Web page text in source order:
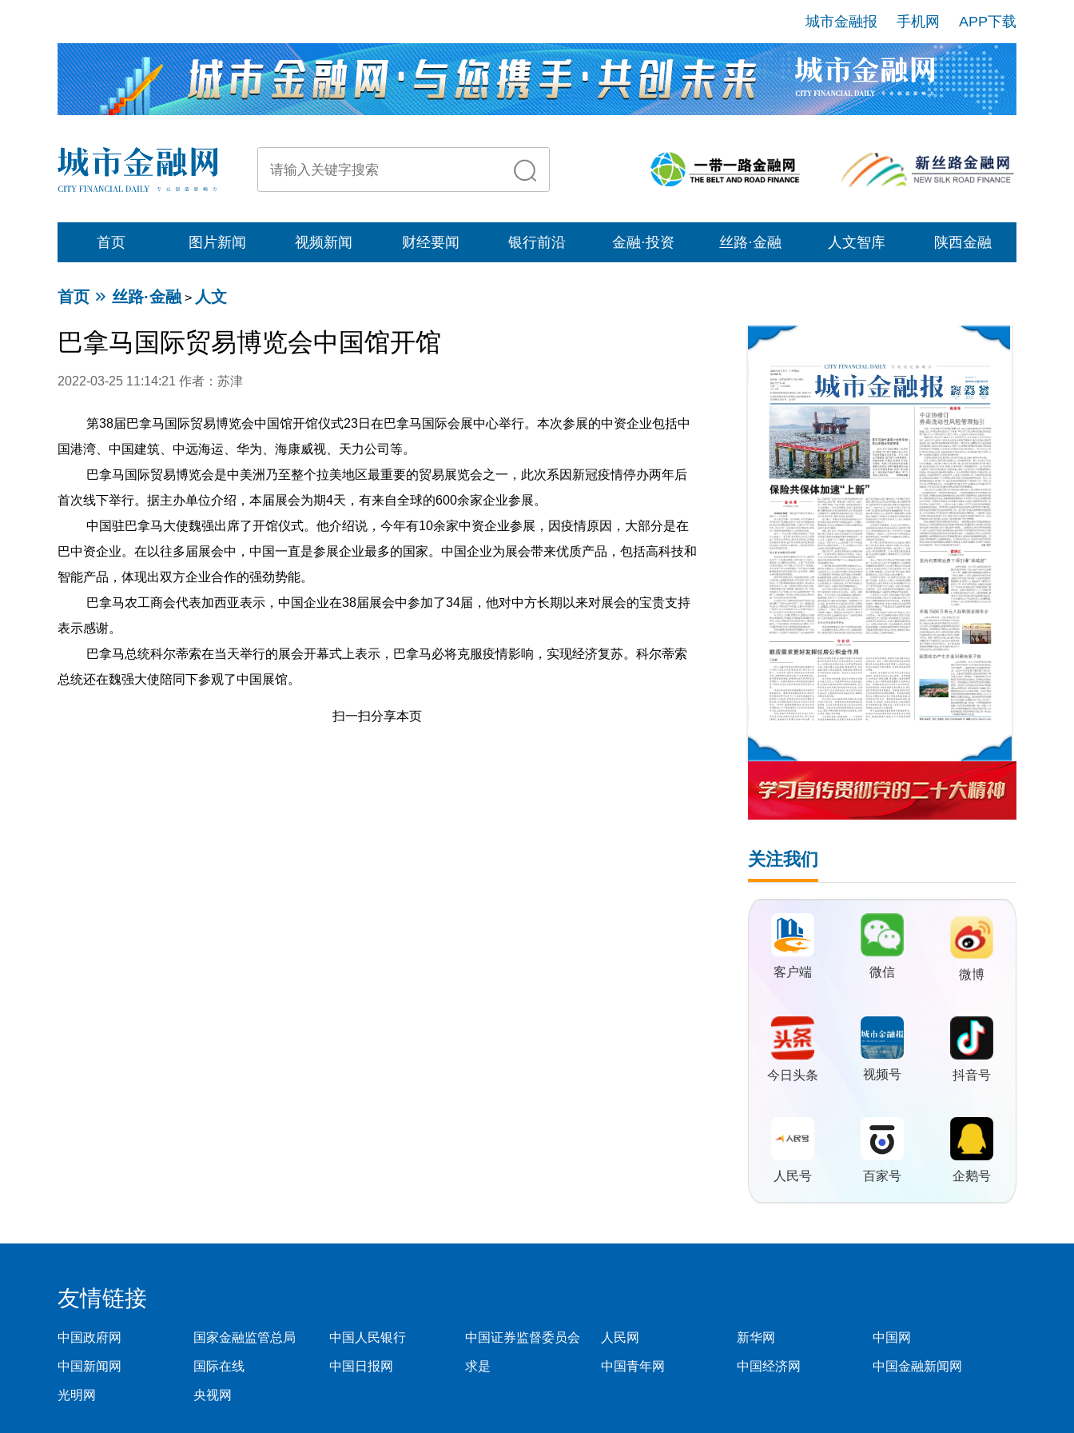
城市金融报 手机网 APP下载
首页 图片新闻 视频新闻 财经要闻 银行前沿 金融·投资 丝路·金融 人文智库 陕西金融
首页 丝路·金融 > 人文
巴拿马国际贸易博览会中国馆开馆
2022-03-25 11:14:21 作者：苏津
第38届巴拿马国际贸易博览会中国馆开馆仪式23日在巴拿马国际会展中心举行。本次参展的中资企业包括中
国港湾、中国建筑、中远海运、华为、海康威视、天力公司等。
巴拿马国际贸易博览会是中美洲乃至整个拉美地区最重要的贸易展览会之一，此次系因新冠疫情停办两年后
首次线下举行。据主办单位介绍，本届展会为期4天，有来自全球的600余家企业参展。
中国驻巴拿马大使魏强出席了开馆仪式。他介绍说，今年有10余家中资企业参展，因疫情原因，大部分是在
巴中资企业。在以往多届展会中，中国一直是参展企业最多的国家。中国企业为展会带来优质产品，包括高科技和
智能产品，体现出双方企业合作的强劲势能。
巴拿马农工商会代表加西亚表示，中国企业在38届展会中参加了34届，他对中方长期以来对展会的宝贵支持
表示感谢。
巴拿马总统科尔蒂索在当天举行的展会开幕式上表示，巴拿马必将克服疫情影响，实现经济复苏。科尔蒂索
总统还在魏强大使陪同下参观了中国展馆。
扫一扫分享本页
关注我们
客户端 微信 微博
今日头条 视频号 抖音号
人民号 百家号 企鹅号
友情链接
中国政府网 国家金融监管总局 中国人民银行 中国证券监督委员会 人民网 新华网 中国网
中国新闻网 国际在线 中国日报网 求是 中国青年网 中国经济网 中国金融新闻网
光明网 央视网